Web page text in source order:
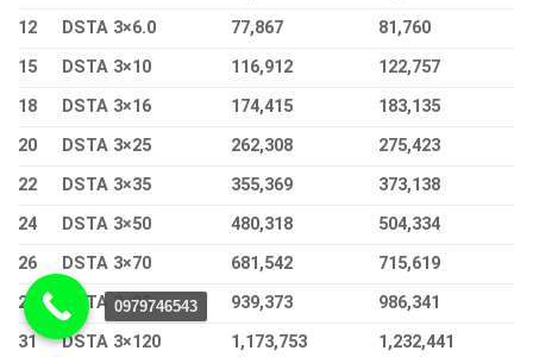
12
DSTA 3×6.0 77,867
81,760
15
DSTA 3×10 116,912
122,757
18
DSTA 3×16 174,415
183,135
20
DSTA 3×25 262,308
275,423
22
DSTA 3×35 355,369
373,138
24
DSTA 3×50 480,318
504,334
26
DSTA 3×70 681,542
715,619
29
DSTA 3×95 939,373
986,341
31
DSTA 3×120 1,173,753 1,232,441
0979746543